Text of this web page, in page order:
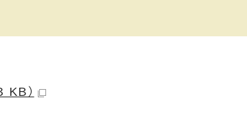
KB）